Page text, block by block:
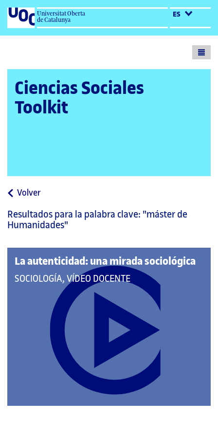
Universitat Oberta
de Catalunya
ES
Ciencias Sociales
Toolkit
Volvera
página
Resultados para la palabra clave: "máster de
Humanidades"
La autenticidad: una mirada sociológica
QUE
PERTENECE
CATEGORÍAS:
SOCIOLOGÍA, VÍDEO DOCENTE